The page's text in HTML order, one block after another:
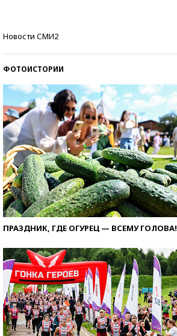
Новости СМИ2
ФОТОИСТОРИИ
ПРАЗДНИК, ГДЕ ОГУРЕЦ — ВСЕМУ ГОЛОВА!